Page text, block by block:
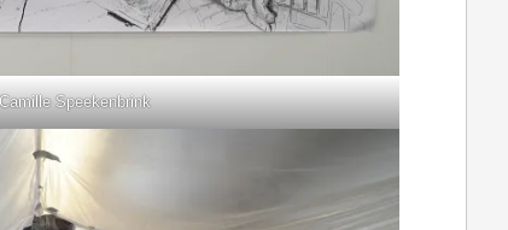
Camille Speekenbrink